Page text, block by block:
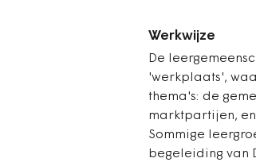
Werkwijze
De
'werkplaats',
thema's: de
marktpartijen,
Sommige
begeleiding van